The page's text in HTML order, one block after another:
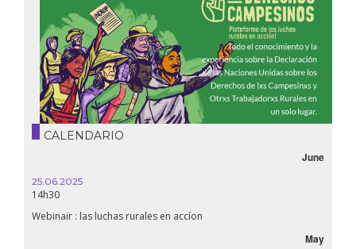
CALENDARIO
June
25.06.2025
14h30
Webinair : las luchas rurales en accíon
May